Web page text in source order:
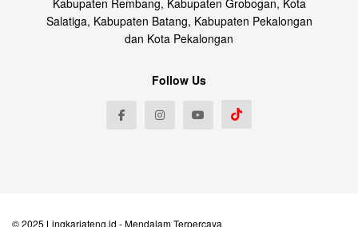
Salatiga, Kabupaten Batang, Kabupaten Pekalongan
dan Kota Pekalongan
Follow Us
© 2025 Lingkarjateng.id - Mendalam Terpercaya